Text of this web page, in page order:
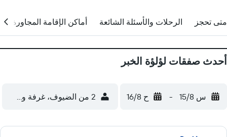
متى تحجز الرحلات والأسئلة الشائعة أماكن الإقامة المجاورة
أحدث صفقات لؤلؤة الخبر
س 15/8 - ح 16/8 2 من الضيوف، غرفة واحدة